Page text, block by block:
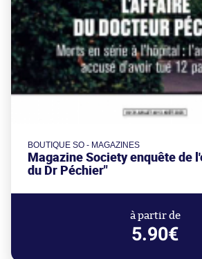
BOUTIQUE SO - MAGAZINES
Magazine Society enquête de
du Dr Péchier"
à partir de
5.90€